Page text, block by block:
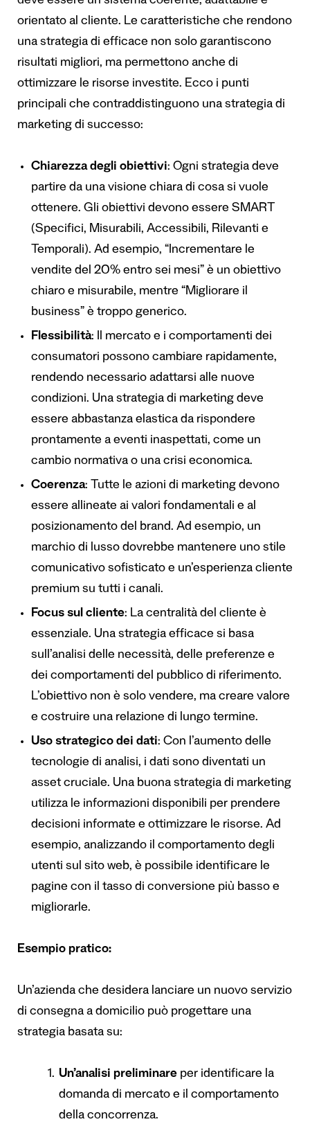
orientato al cliente. Le caratteristiche che rendono
una strategia di efficace non solo garantiscono
risultati migliori, ma permettono anche di
ottimizzare le risorse investite. Ecco i punti
principali che contraddistinguono una strategia di
marketing di successo:
Chiarezza degli obiettivi: Ogni strategia deve
partire da una visione chiara di cosa si vuole
ottenere. Gli obiettivi devono essere SMART
(Specifici, Misurabili, Accessibili, Rilevanti e
Temporali). Ad esempio, “Incrementare le
vendite del 20% entro sei mesi” è un obiettivo
chiaro e misurabile, mentre “Migliorare il
business” è troppo generico.
Flessibilità: Il mercato e i comportamenti dei
consumatori possono cambiare rapidamente,
rendendo necessario adattarsi alle nuove
condizioni. Una strategia di marketing deve
essere abbastanza elastica da rispondere
prontamente a eventi inaspettati, come un
cambio normativa o una crisi economica.
Coerenza: Tutte le azioni di marketing devono
essere allineate ai valori fondamentali e al
posizionamento del brand. Ad esempio, un
marchio di lusso dovrebbe mantenere uno stile
comunicativo sofisticato e un’esperienza cliente
premium su tutti i canali.
Focus sul cliente: La centralità del cliente è
essenziale. Una strategia efficace si basa
sull’analisi delle necessità, delle preferenze e
dei comportamenti del pubblico di riferimento.
L’obiettivo non è solo vendere, ma creare valore
e costruire una relazione di lungo termine.
Uso strategico dei dati: Con l’aumento delle
tecnologie di analisi, i dati sono diventati un
asset cruciale. Una buona strategia di marketing
utilizza le informazioni disponibili per prendere
decisioni informate e ottimizzare le risorse. Ad
esempio, analizzando il comportamento degli
utenti sul sito web, è possibile identificare le
pagine con il tasso di conversione più basso e
migliorarle.
Esempio pratico:
Un’azienda che desidera lanciare un nuovo servizio
di consegna a domicilio può progettare una
strategia basata su:
Un’analisi preliminare per identificare la
domanda di mercato e il comportamento
della concorrenza.